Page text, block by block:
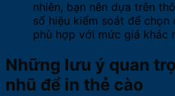
nhiên, bạn nên dựa trên
số hiệu kiểm soát để
phù hợp với mức giá khác
Những lưu ý quan
nhũ để in thẻ cào